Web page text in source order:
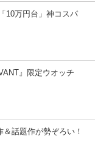
10万円台」神コスパ
』限定ウオッチ
話題作が勢ぞろい！